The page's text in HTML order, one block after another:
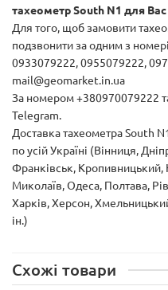
тахеометр South N1 для
Для того, щоб замовити
подзвонити за одним з
0933079222, 0955079222,
mail@geomarket.in.ua
За номером +380970079222
Telegram.
Доставка тахеометра South
по усій Україні (Вінниця,
Франківськ, Кропивницький,
Миколаїв, Одеса, Полтава,
Харків, Херсон,
ін.)
Схожі товари